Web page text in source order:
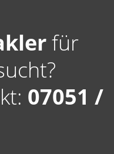
für
07051 /